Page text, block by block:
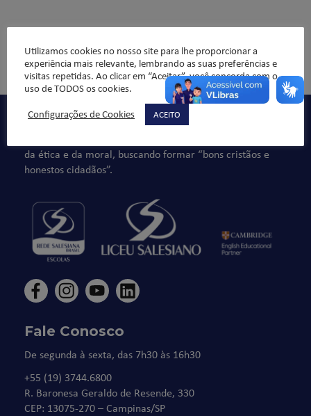
Comentários não são permitidos.
Qualidade de ensino, organização pedagógica e formação
da ética e da moral, buscando formar “bons cristãos e
honestos cidadãos”.
Fale Conosco
De segunda à sexta, das 7h30 às 16h30
+55 (19) 3744.6800
R. Baronesa Geraldo de Resende, 330
CEP: 13075-270 – Campinas/SP
Utilizamos cookies no nosso site para lhe proporcionar a
experiência mais relevante, lembrando as suas preferências e
visitas repetidas. Ao clicar em “Aceitar”, você concorda com o
uso de TODOS os cookies.
Configurações de Cookies
ACEITO